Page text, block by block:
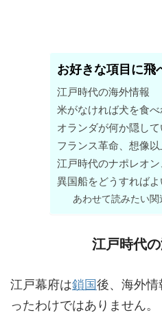
お好きな項目に飛
江戸時代の海外情報
米がなければ犬を食
オランダが何か隠して
フランス革命、想像
江戸時代のナポレオ
異国船をどうすればよ
あわせて読みたい関
江戸時代
江戸幕府は鎖国後、海外
ったわけではありません。